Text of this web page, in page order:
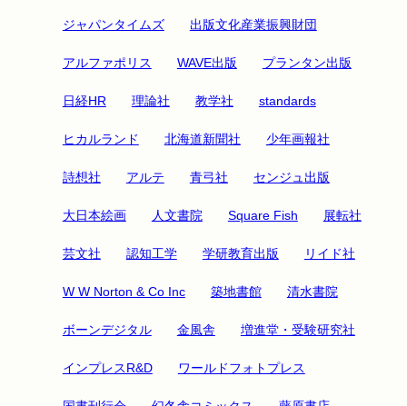
ジャパンタイムズ 出版文化産業振興財団
アルファポリス WAVE出版 プランタン出版
日経HR 理論社 教学社 standards
ヒカルランド 北海道新聞社 少年画報社
詩想社 アルテ 青弓社 センジュ出版
大日本絵画 人文書院 Square Fish 展転社
芸文社 認知工学 学研教育出版 リイド社
W W Norton & Co Inc 築地書館 清水書院
ボーンデジタル 金風舎 増進堂・受験研究社
インプレスR&D ワールドフォトプレス